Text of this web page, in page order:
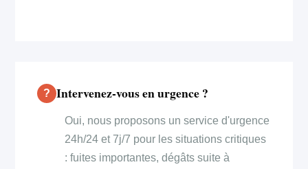
Intervenez-vous en urgence ?
Oui, nous proposons un service d'urgence
24h/24 et 7j/7 pour les situations critiques
: fuites importantes, dégâts suite à